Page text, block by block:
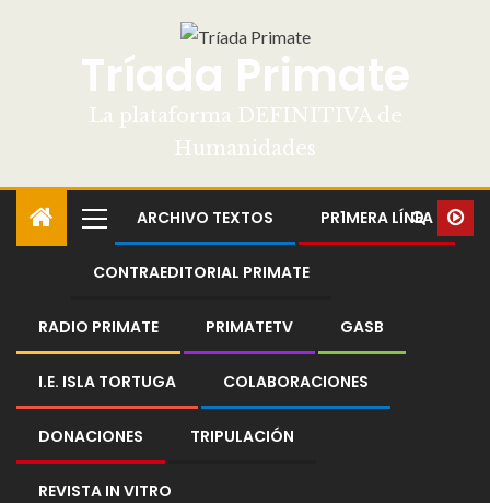
Tríada Primate
La plataforma DEFINITIVA de
Humanidades
ARCHIVO TEXTOS PR1MERA LÍNEA
CONTRAEDITORIAL PRIMATE
RADIO PRIMATE PRIMATETV GASB
I.E. ISLA TORTUGA COLABORACIONES
DONACIONES TRIPULACIÓN
REVISTA IN VITRO